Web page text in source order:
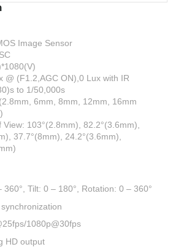
Image Sensor
@ (F1.2,AGC ON),0 Lux with IR
to 1/50,000s
6mm, 8mm, 12mm, 16mm
View: 103°(2.8mm), 82.2°(3.6mm),
37.7°(8mm), 24.2°(3.6mm),
360°, Tilt: 0 – 180°, Rotation: 0 – 360°
1080p@30fps
HD output